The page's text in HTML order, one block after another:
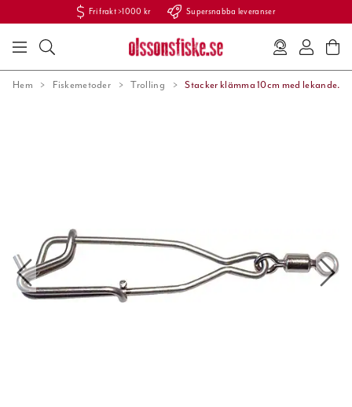
Fri frakt >1000 kr Supersnabba leveranser
Hem Fiskemetoder Trolling Stacker klämma 10cm med lekande.